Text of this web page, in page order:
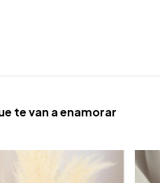
te van a enamorar